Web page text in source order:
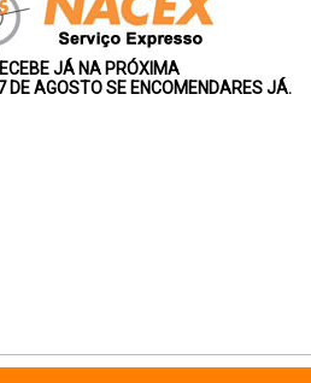
JÁ NA PRÓXIMA
DE AGOSTO SE ENCOMENDARES JÁ.